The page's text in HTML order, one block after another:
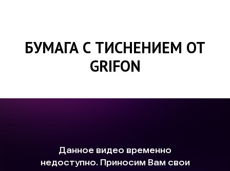
БУМАГА С ТИСНЕНИЕМ ОТ
GRIFON